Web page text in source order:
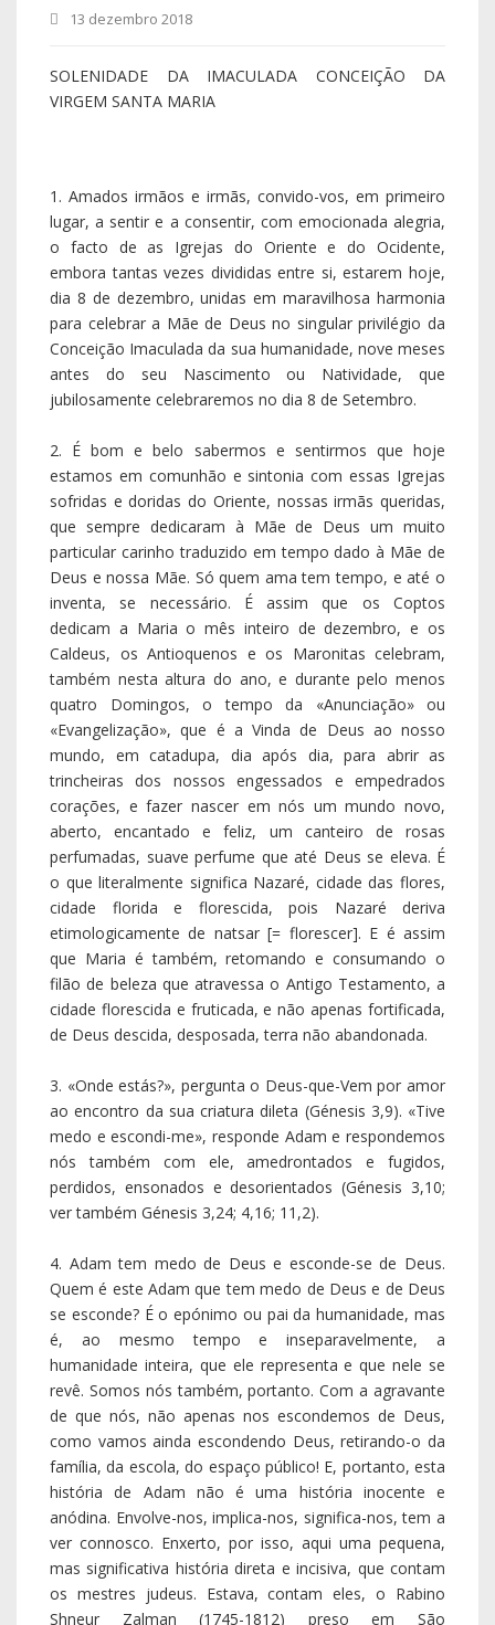
Conceição Imaculada da sua humanidade, nove meses
jubilosamente celebraremos no dia 8 de Setembro.
2. É bom e belo sabermos e sentirmos que hoje
que sempre dedicaram à Mãe de Deus um muito
particular carinho traduzido em tempo dado à Mãe de
Deus e nossa Mãe. Só quem ama tem tempo, e até o
inventa, se necessário. É assim que os Coptos
dedicam a Maria o mês inteiro de dezembro, e os
Caldeus, os Antioquenos e os Maronitas celebram,
também nesta altura do ano, e durante pelo menos
quatro Domingos, o tempo da «Anunciação» ou
«Evangelização», que é a Vinda de Deus ao nosso
trincheiras dos nossos engessados e empedrados
corações, e fazer nascer em nós um mundo novo,
aberto, encantado e feliz, um canteiro de rosas
perfumadas, suave perfume que até Deus se eleva. É
o que literalmente significa Nazaré, cidade das flores,
cidade florida e florescida, pois Nazaré deriva
etimologicamente de natsar [= florescer]. E é assim
que Maria é também, retomando e consumando o
filão de beleza que atravessa o Antigo Testamento, a
cidade florescida e fruticada, e não apenas fortificada,
de Deus descida, desposada, terra não abandonada.
3. «Onde estás?», pergunta o Deus-que-Vem por amor
ao encontro da sua criatura dileta (Génesis 3,9). «Tive
medo e escondi-me», responde Adam e respondemos
nós também com ele, amedrontados e fugidos,
perdidos, ensonados e desorientados (Génesis 3,10;
ver também Génesis 3,24; 4,16; 11,2).
4. Adam tem medo de Deus e esconde-se de Deus.
Quem é este Adam que tem medo de Deus e de Deus
se esconde? É o epónimo ou pai da humanidade, mas
é, ao mesmo tempo e inseparavelmente, a
humanidade inteira, que ele representa e que nele se
de que nós, não apenas nos escondemos de Deus,
como vamos ainda escondendo Deus, retirando-o da
família, da escola, do espaço público! E, portanto, esta
história de Adam não é uma história inocente e
anódina. Envolve-nos, implica-nos, significa-nos, tem a
ver connosco. Enxerto, por isso, aqui uma pequena,
os mestres judeus. Estava, contam eles, o Rabino
Shneur Zalman (1745-1812) preso em São
Petersburgo, quando entrou na sua cela o
comandante da guarda, que se pôs a conversar com
ele sobre assuntos diversos. No final, perguntou, com
não-disfarçada ironia, ao velho Rabino: «Olha lá, como
é que se deve interpretar que o Deus Omnisciente
pergunte a Adam: “Onde estás?”». E o velho Rabino
respondeu de pronto: «Você acredita que a Escritura é
eterna e que diz respeito a todos os tempos, a todas
as gerações e a todas as pessoas?». «Sim, acredito»,
respondeu o comandante da guarda. «Então»,
continuou o velho Rabino, «em cada tempo Deus
pergunta a cada homem: “Onde estás no teu mundo?
Dos dias e dos anos que Eu te dei, já passaram